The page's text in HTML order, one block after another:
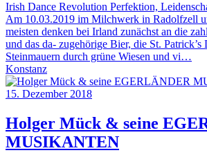
Irish Dance Revolution Perfektion,
Am 10.03.2019 im Milchwerk in Radolfzell
meisten denken bei Irland zunächst an die
und das da- zugehörige Bier, die St. Patrick’s
Steinmauern durch grüne Wiesen und vi…
Konstanz
15. Dezember 2018
Holger Mück & seine
MUSIKANTEN